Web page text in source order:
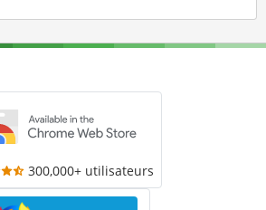
300,000+ utilisateurs